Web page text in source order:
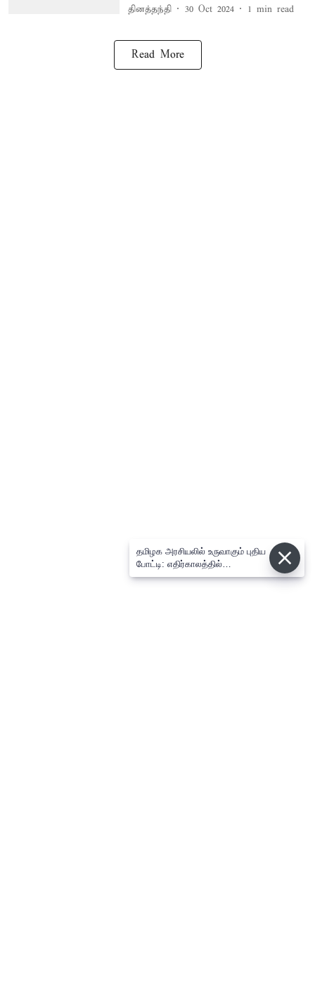
தினத்தந்தி 30 Oct 2024 1 min read
Read More
தமிழக அரசியலில் உருவாகும் புதிய
போட்டி: எதிர்காலத்தில்
விஜய்க்கும், தனுசுக்கும்